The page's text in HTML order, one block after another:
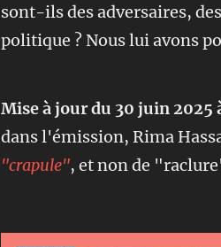
sont-ils des adversaires,
politique ? Nous lui avons
Mise à jour du 30 juin 2025
dans l'émission, Rima
"crapule", et non de